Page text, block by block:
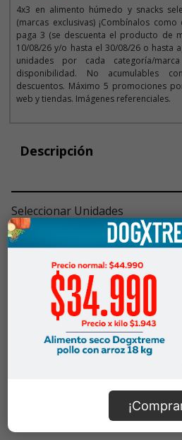
4x3 en alimento húmedo y snacks
(marcas exclusivas) ¡Combínalos
paga 3 (se descuenta el producto de
10/08/26 y/o hasta el 30/08/26 o hasta
unidades por cada categoría/
disponibilidad. No acumulables
descuentos. Máximo 5 promociones
web y tiendas. Imágenes referenciales.
Descripción
Seleccionar Unidades
$2.990
En Stock
Añadir al